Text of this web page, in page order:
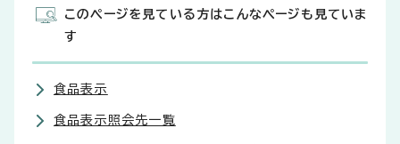
このページを見ている方はこんなページも見ていま
す
食品表示
食品表示照会先一覧